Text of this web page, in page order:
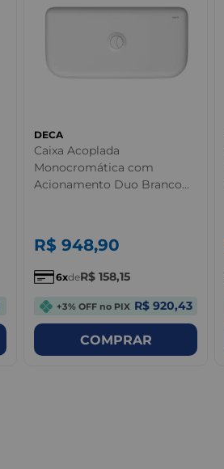
DECA
Caixa Acoplada
Monocromática com
Acionamento Duo Branco
R$ 948,90
6 deR$ 158,15
+3% OFF no PIX R$ 920,43
COMPRAR